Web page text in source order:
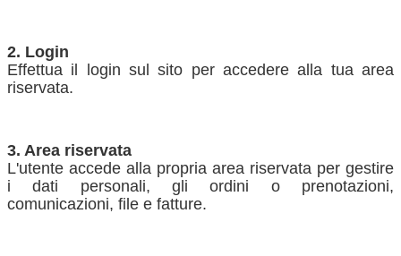
2. Login
Effettua il login sul sito per accedere alla tua area
riservata.
3. Area riservata
L'utente accede alla propria area riservata per gestire
i dati personali, gli ordini o prenotazioni,
comunicazioni, file e fatture.